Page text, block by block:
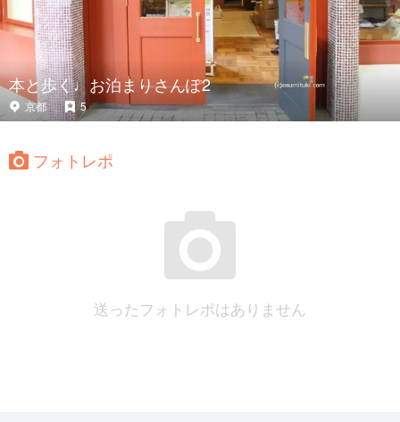
本と歩く♩お泊まりさんぽ2
京都 5
フォトレポ
送ったフォトレポはありません